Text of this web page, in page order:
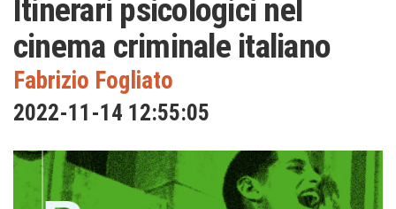
Itinerari psicologici nel
cinema criminale italiano
Fabrizio Fogliato
2022-11-14 12:55:05